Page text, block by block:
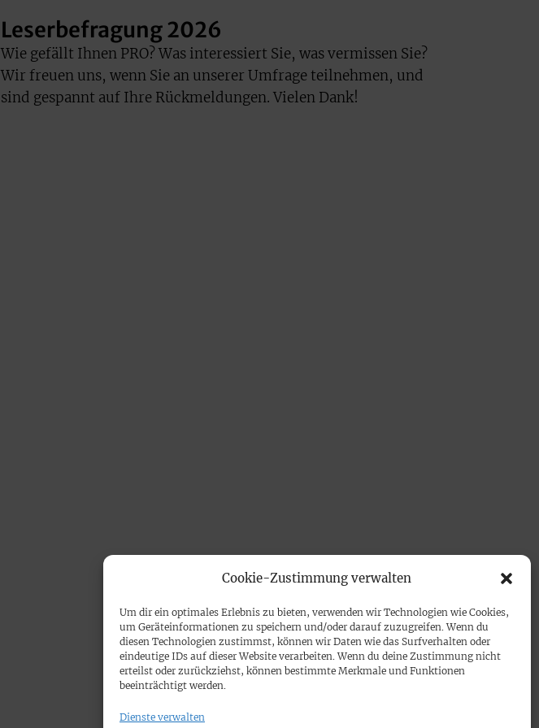
Cookie-Zustimmung verwalten
Um dir ein optimales Erlebnis zu bieten, verwenden wir Technologien wie Cookies,
um Geräteinformationen zu speichern und/oder darauf zuzugreifen. Wenn du
diesen Technologien zustimmst, können wir Daten wie das Surfverhalten oder
eindeutige IDs auf dieser Website verarbeiten. Wenn du deine Zustimmung nicht
erteilst oder zurückziehst, können bestimmte Merkmale und Funktionen
beeinträchtigt werden.
Dienste verwalten
Leserbefragung 2026
Wie gefällt Ihnen PRO? Was interessiert Sie, was vermissen Sie?
Wir freuen uns, wenn Sie an unserer Umfrage teilnehmen, und
sind gespannt auf Ihre Rückmeldungen. Vielen Dank!